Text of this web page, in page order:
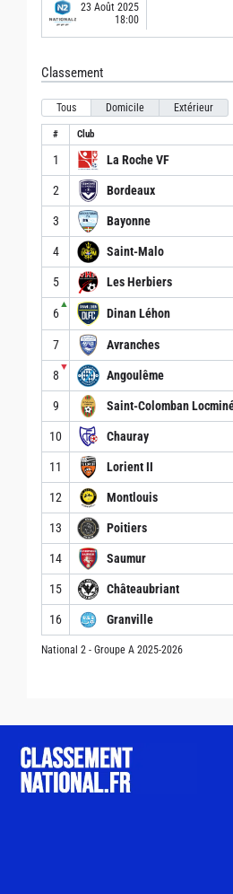
23 Août 2025
18:00
Classement
Tous Domicile Extérieur
# Club
1 La Roche VF
2 Bordeaux
3 Bayonne
4 Saint-Malo
5 Les Herbiers
6
▲
Dinan Léhon
7 Avranches
8
▼
Angoulême
9 Saint-Colomban
10 Chauray
11 Lorient II
12 Montlouis
13 Poitiers
14 Saumur
15 Châteaubriant
16 Granville
National 2 - Groupe A 2025-2026